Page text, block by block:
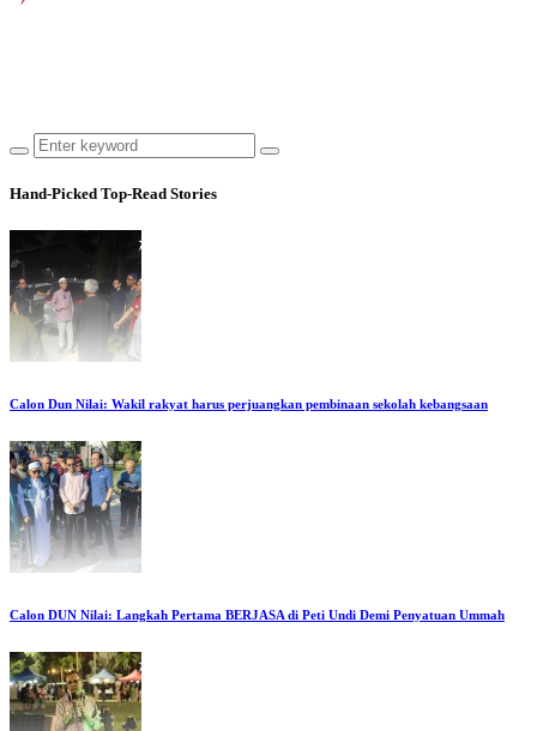
Hand-Picked Top-Read Stories
Calon Dun Nilai: Wakil rakyat harus perjuangkan pembinaan sekolah kebangsaan
Calon DUN Nilai: Langkah Pertama BERJASA di Peti Undi Demi Penyatuan Ummah